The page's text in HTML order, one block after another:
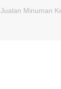
Jualan Minuman